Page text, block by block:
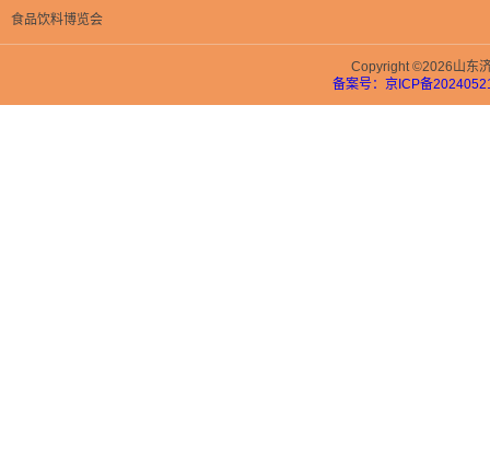
食品饮料博览会
Copyright ©2026山东
备案号：京ICP备